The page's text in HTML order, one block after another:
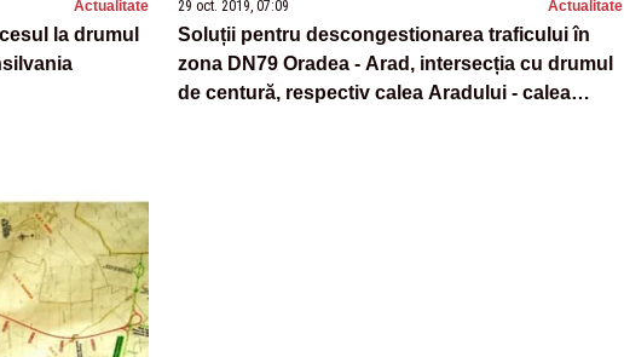
Actualitate
la drumul
29 oct. 2019, 07:09 Actualitate
Soluții pentru descongestionarea traficului în
zona DN79 Oradea - Arad, intersecția cu drumul
de centură, respectiv calea Aradului - calea